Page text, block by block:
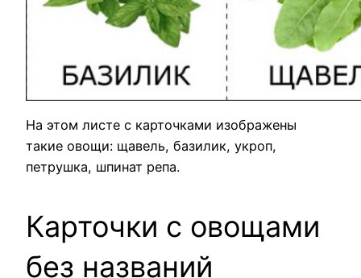
На этом листе с карточками изображены
такие овощи: щавель, базилик, укроп,
петрушка, шпинат репа.
Карточки с овощами
без названий